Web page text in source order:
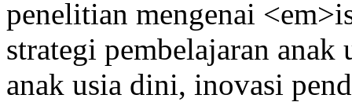
penelitian mengenai
strategi pembelajaran
anak usia dini, inovasi